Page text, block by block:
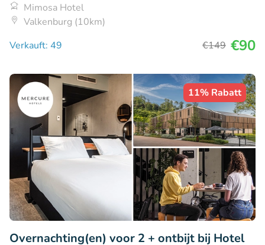
Mimosa Hotel
Valkenburg (10km)
Verkauft: 49
€149 €90
11% Rabatt
Overnachting(en) voor 2 + ontbijt bij Hotel